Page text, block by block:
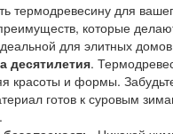
которые
для элитных
десятилетия.
красоты и формы.
готов к суровым